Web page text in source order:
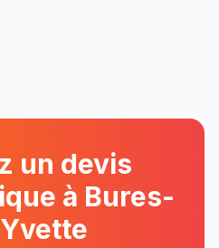
un devis
à Bures-